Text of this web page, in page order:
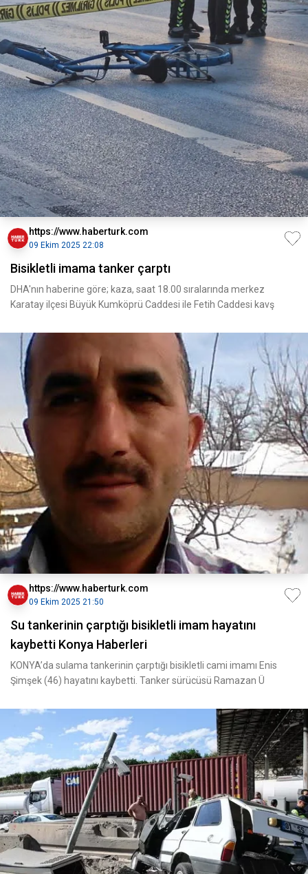
https://www.haberturk.com
09 Ekim 2025 22:08
Bisikletli imama tanker çarptı
DHA'nın haberine göre; kaza, saat 18.00 sıralarında merkez
Karatay ilçesi Büyük Kumköprü Caddesi ile Fetih Caddesi kavş
https://www.haberturk.com
09 Ekim 2025 21:50
Su tankerinin çarptığı bisikletli imam hayatını
kaybetti Konya Haberleri
KONYA’da sulama tankerinin çarptığı bisikletli cami imamı Enis
Şimşek (46) hayatını kaybetti. Tanker sürücüsü Ramazan Ü